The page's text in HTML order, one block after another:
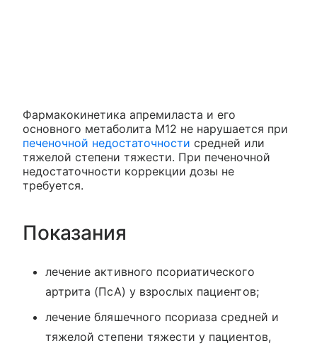
Фармакокинетика апремиласта и его
основного метаболита M12 не нарушается при
печеночной недостаточности средней или
тяжелой степени тяжести. При печеночной
недостаточности коррекции дозы не
требуется.
Показания
лечение активного псориатического
артрита (ПсА) у взрослых пациентов;
лечение бляшечного псориаза средней и
тяжелой степени тяжести у пациентов,